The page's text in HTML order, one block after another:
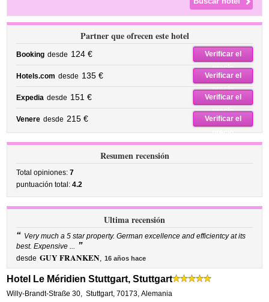
Partner que ofrecen este hotel
Booking desde 124 €
Verificar el
precio
Hotels.com desde 135 €
Verificar el
precio
Expedia desde 151 €
Verificar el
precio
Venere desde 215 €
Verificar el
precio
Resumen recensión
Total opiniones:7
puntuación total:4.2
Ultima recensión
“ Very much a 5 star property. German excellence and efficientcy at its
best. Expensive ... ”
desde GUY FRANKEN, 16 años hace
Hotel Le Méridien Stuttgart, Stuttgart
Willy-Brandt-Straße 30, Stuttgart,70173, Alemania